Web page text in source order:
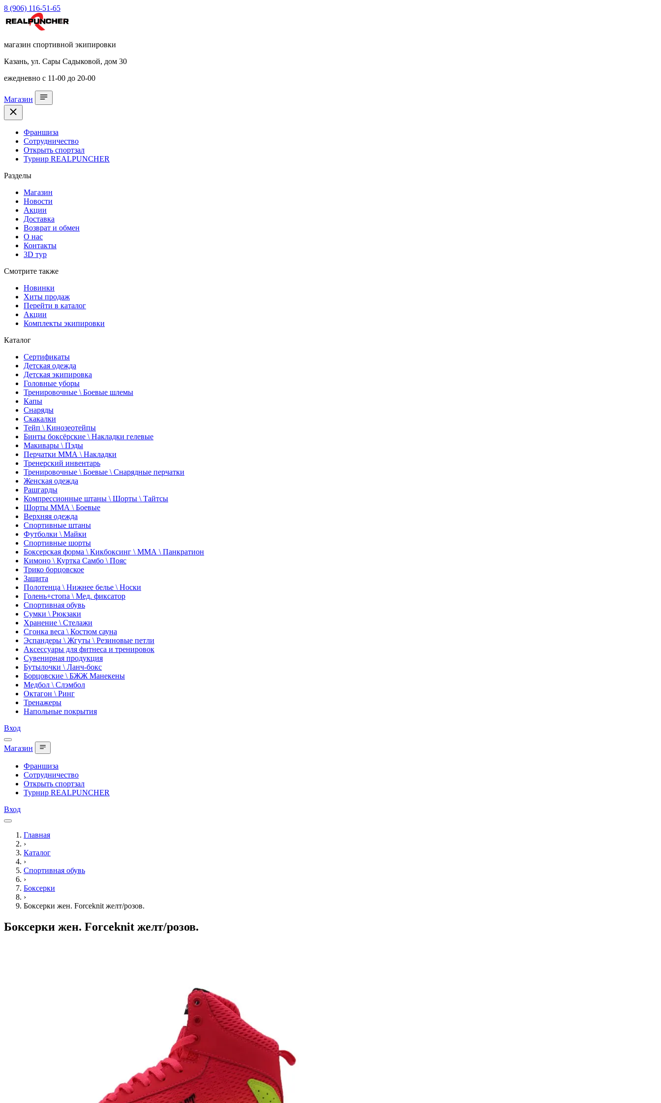
8 (906) 116-51-65
магазин спортивной экипировки
Казань, ул. Сары Садыковой, дом 30
ежедневно с 11-00 до 20-00
Магазин
Франшиза
Сотрудничество
Открыть спортзал
Турнир REALPUNCHER
Разделы
Магазин
Новости
Акции
Доставка
Возврат и обмен
О нас
Контакты
3D тур
Смотрите также
Новинки
Хиты продаж
Перейти в каталог
Акции
Комплекты экипировки
Каталог
Сертификаты
Детская одежда
Детская экипировка
Головные уборы
Тренировочные \ Боевые шлемы
Капы
Снаряды
Скакалки
Тейп \ Кинозеотейпы
Бинты боксёрские \ Накладки гелевые
Макивары \ Пэды
Перчатки ММА \ Накладки
Тренерский инвентарь
Тренировочные \ Боевые \ Снарядные перчатки
Женская одежда
Рашгарды
Компрессионные штаны \ Шорты \ Тайтсы
Шорты ММА \ Боевые
Верхняя одежда
Спортивные штаны
Футболки \ Майки
Спортивные шорты
Боксерская форма \ Кикбоксинг \ ММА \ Панкратион
Кимоно \ Куртка Самбо \ Пояс
Трико борцовское
Защита
Полотенца \ Нижнее белье \ Носки
Голень+стопа \ Мед. фиксатор
Спортивная обувь
Сумки \ Рюкзаки
Хранение \ Стелажи
Сгонка веса \ Костюм сауна
Эспандеры \ Жгуты \ Резиновые петли
Аксессуары для фитнеса и тренировок
Сувенирная продукция
Бутылочки \ Ланч-бокс
Борцовские \ БЖЖ Манекены
Медбол \ Слэмбол
Октагон \ Ринг
Тренажеры
Напольные покрытия
Вход
Магазин
Франшиза
Сотрудничество
Открыть спортзал
Турнир REALPUNCHER
Вход
Главная
›
Каталог
›
Спортивная обувь
›
Боксерки
›
Боксерки жен. Forceknit желт/розов.
Боксерки жен. Forceknit желт/розов.